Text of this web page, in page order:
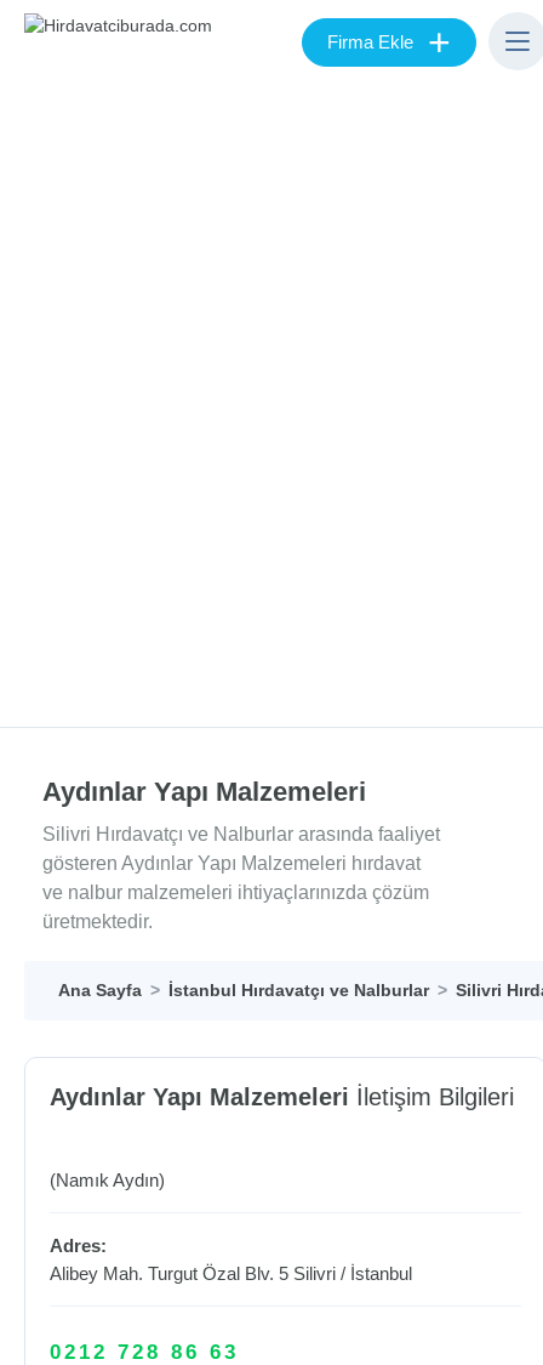
Firma Ekle +
Aydınlar Yapı Malzemeleri
Silivri Hırdavatçı ve Nalburlar arasında faaliyet
gösteren Aydınlar Yapı Malzemeleri hırdavat
ve nalbur malzemeleri ihtiyaçlarınızda çözüm
üretmektedir.
Ana Sayfa İstanbul Hırdavatçı ve Nalburlar Silivri
Aydınlar Yapı Malzemeleri İletişim Bilgileri
(Namık Aydın)
Adres:
Alibey Mah. Turgut Özal Blv. 5 Silivri / İstanbul
0212 728 86 63